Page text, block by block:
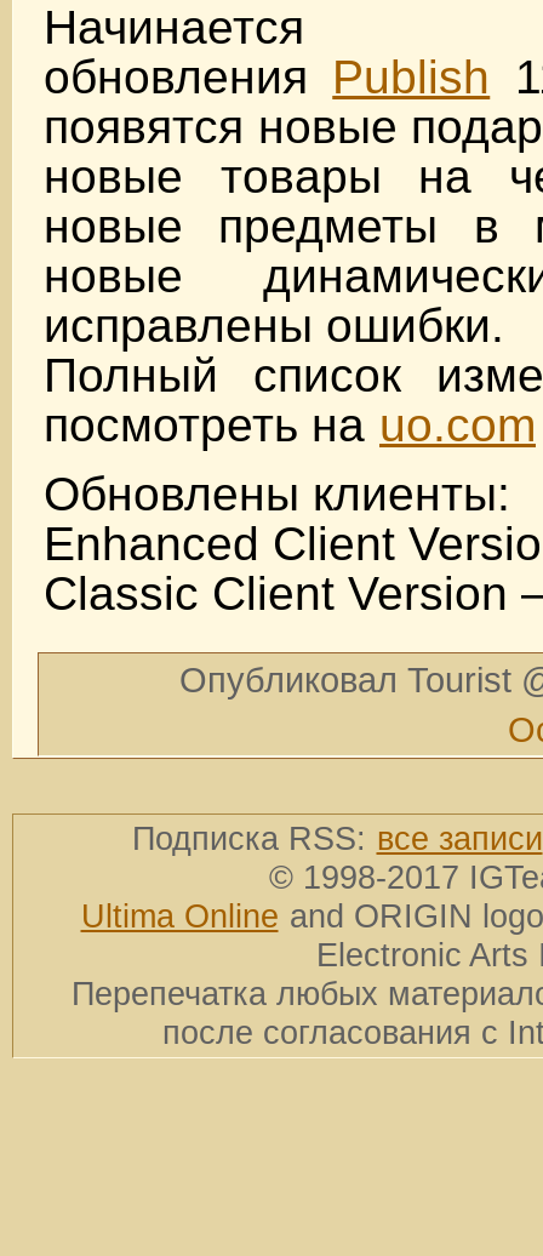
Начинается
обновления Publish
появятся новые
новые товары на
новые предметы в
новые
исправлены ошибки.
Полный список
посмотреть на uo.com
Обновлены клиенты:
Enhanced Client
Classic Client Version
Опубликовал Tourist
Подписка RSS: все записи
© 1998-2017
Ultima Online and ORIGIN
Electronic Arts
Перепечатка любых
после согласования с